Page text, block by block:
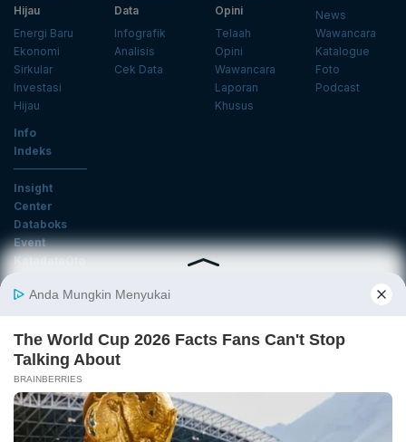
Hijau
Energi Baru
Ekonomi
Sirkular
Investasi
Hijau
Data
Infografik
Analisis
Cek Data
Opini
Telaah
Opini
Wawancara
Laporan
Khusus
News
Wawancara
Katalogue
Foto
Podcast
Info
Indeks
Insight
Center
Databoks
Event
KatadataOto
Email
Daftar